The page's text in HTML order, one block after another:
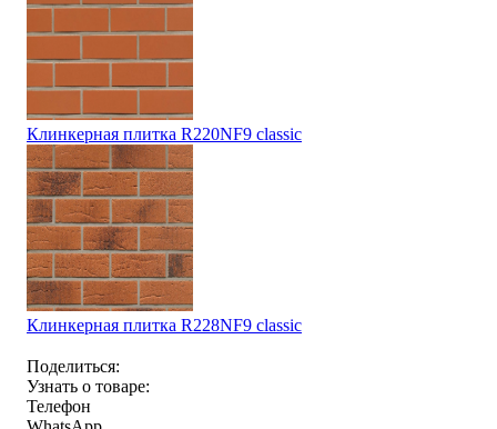
Клинкерная плитка R220NF9 classic
Клинкерная плитка R228NF9 classic
Поделиться:
Узнать о товаре:
Телефон